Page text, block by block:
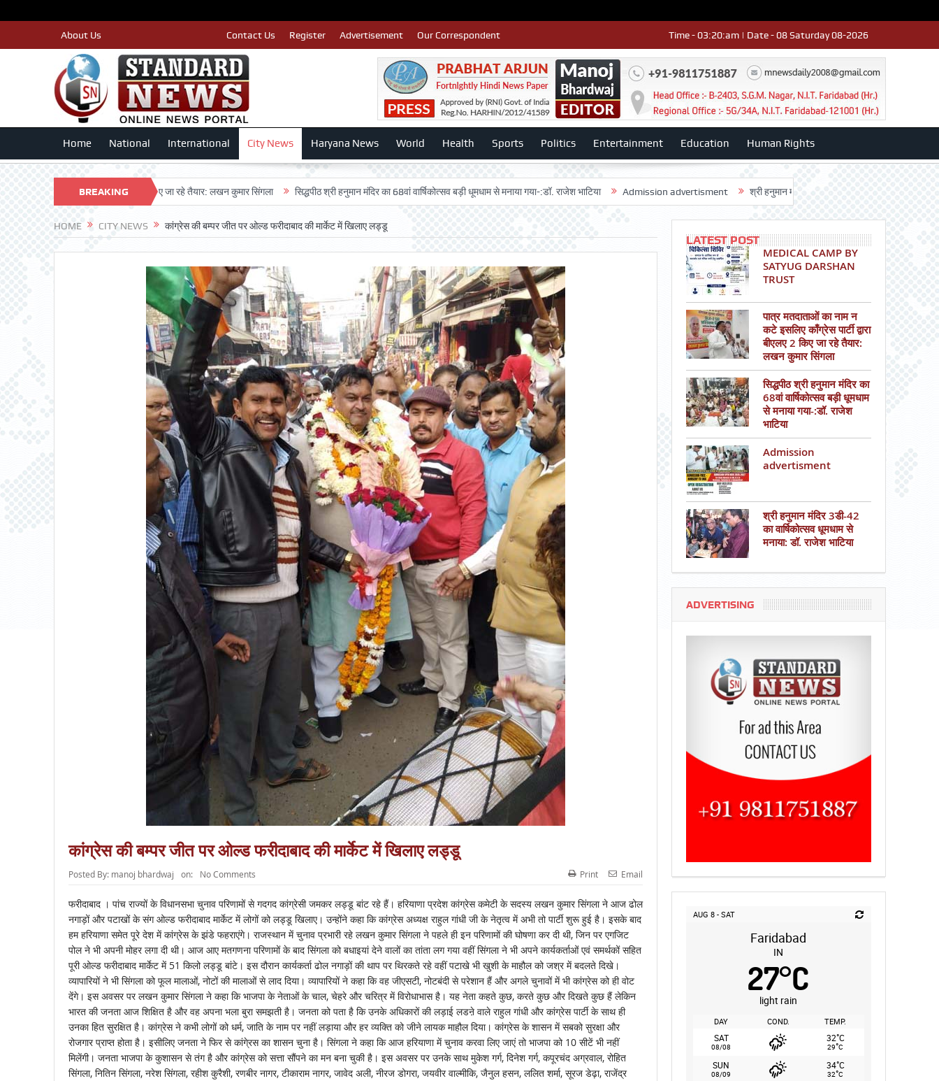
About Us Contact Us Register Advertisement Our Correspondent Time - 03:20:am | Date - 08 Saturday 08-2026
Home National International City News Haryana News World Health Sports Politics Entertainment Education Human Rights
BREAKING
NEWS
काँग्रेस पार्टी द्वारा बीएलए 2 किए जा रहे तैयार: लखन कुमार सिंगला सिद्धपीठ श्री हनुमान मंदिर का 68वां वार्षिकोत्सव बड़ी धूमधाम से मनाया गया-:डॉ. राजेश भाटिया Admission advertisment श्री हनुमान मंदिर 3डी-42 का वार्षिकोत्सव धूमधाम से मनाया: डॉ. राजेश
HOME CITY NEWS कांग्रेस की बम्पर जीत पर ओल्ड फरीदाबाद की मार्केट में खिलाए लड्डू
कांग्रेस की बम्पर जीत पर ओल्ड फरीदाबाद की मार्केट में खिलाए लड्डू
Posted By: manoj bhardwaj on: No Comments Print Email
फरीदाबाद । पांच राज्यों के विधानसभा चुनाव परिणामों से गदगद कांग्रेसी जमकर लड्डू बांट रहे हैं। हरियाणा प्रदेश कांग्रेस कमेटी के सदस्य लखन कुमार सिंगला ने आज ढोल
नगाड़ों और पटाखों के संग ओल्ड फरीदाबाद मार्केट में लोगों को लड्डू खिलाए। उन्होंने कहा कि कांग्रेस अध्यक्ष राहुल गांधी जी के नेतृत्व में अभी तो पार्टी शुरू हुई है। इसके बाद
हम हरियाणा समेत पूरे देश में कांग्रेस के झंडे फहराएंगे। राजस्थान में चुनाव प्रभारी रहे लखन कुमार सिंगला ने पहले ही इन परिणामों की घोषणा कर दी थी, जिन पर एगजिट
पोल ने भी अपनी मोहर लगा दी थी। आज आए मतगणना परिणामों के बाद सिंगला को बधाइयां देने वालों का तांता लग गया वहीं सिंगला ने भी अपने कार्यकर्ताओं एवं समर्थकों सहित
पूरी ओल्ड फरीदाबाद मार्केट में 51 किलो लड्डू बांटे। इस दौरान कार्यकर्ता ढोल नगाड़ों की थाप पर थिरकते रहे वहीं पटाखे भी खुशी के माहौल को जश्र में बदलते दिखे।
व्यापारियों ने भी सिंगला को फूल मालाओं, नोटों की मालाओं से लाद दिया। व्यापारियों ने कहा कि वह जीएसटी, नोटबंदी से परेशान हैं और अगले चुनावों में भी कांग्रेस को ही वोट
देंगे। इस अवसर पर लखन कुमार सिंगला ने कहा कि भाजपा के नेताओं के चाल, चेहरे और चरित्र में विरोधाभास है। यह नेता कहते कुछ, करते कुछ और दिखते कुछ हैं लेकिन
भारत की जनता आज शिक्षित है और वह अपना भला बुरा समझती है। जनता को पता है कि उनके अधिकारों की लड़ाई लडऩे वाले राहुल गांधी और कांग्रेस पार्टी के साथ ही
उनका हित सुरक्षित है। कांग्रेस ने कभी लोगों को धर्म, जाति के नाम पर नहीं लड़ाया और हर व्यक्ति को जीने लायक माहौल दिया। कांग्रेस के शासन में सबको सुरक्षा और
रोजगार प्राप्त होता है। इसीलिए जनता ने फिर से कांगे्रस का शासन चुना है। सिंगला ने कहा कि आज हरियाणा में चुनाव करवा लिए जाएं तो भाजपा को 10 सीटें भी नहीं
मिलेंगी। जनता भाजपा के कुशासन से तंग है और कांग्रेस को सत्ता सौंपने का मन बना चुकी है। इस अवसर पर उनके साथ मुकेश गर्ग, दिनेश गर्ग, कपूरचंद अग्रवाल, रोहित
सिंगला, नितिन सिंगला, नरेश सिंगला, रहीश कुरैशी, रणबीर नागर, टीकाराम नागर, जावेद अली, नीरज डोगरा, जयवीर वाल्मीकि, जैनुल हसन, ललित शर्मा, सूरज डेढ़ा, राजेंद्र
LATEST POST
MEDICAL CAMP BY
SATYUG DARSHAN
TRUST
पात्र मतदाताओं का नाम न
कटे इसलिए काँग्रेस पार्टी द्वारा
बीएलए 2 किए जा रहे तैयार:
लखन कुमार सिंगला
सिद्धपीठ श्री हनुमान मंदिर का
68वां वार्षिकोत्सव बड़ी धूमधाम
से मनाया गया-:डॉ. राजेश
भाटिया
Admission
advertisment
श्री हनुमान मंदिर 3डी-42
का वार्षिकोत्सव धूमधाम से
मनाया: डॉ. राजेश भाटिया
ADVERTISING
AUG 8 - SAT
Faridabad
IN
27°C
light rain
DAY COND. TEMP.
SAT
08/08
32°C
29°C
SUN
08/09
34°C
32°C